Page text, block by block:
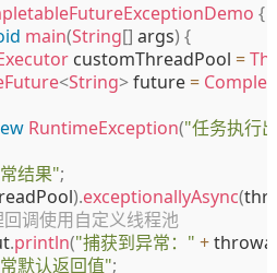
{
main(String[] args) {
customThreadPool =
<String> future =
RuntimeException("任务执行
结果";
).exceptionallyAsync(
调使用自定义线程池
.println("捕获到异常：" +
默认返回值";